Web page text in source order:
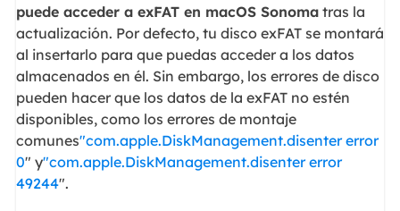
puede acceder a exFAT en macOS Sonomatras la
actualización. Por defecto, tu disco exFAT se montará
al insertarlo para que puedas acceder a los datos
almacenados en él. Sin embargo, los errores de disco
pueden hacer que los datos de la exFAT no estén
disponibles, como los errores de montaje
comunes"com.apple.DiskManagement.disenter error
0" y"com.apple.DiskManagement.disenter error
49244".